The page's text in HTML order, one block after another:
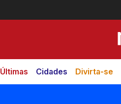
Últimas Cidades Divirta-se